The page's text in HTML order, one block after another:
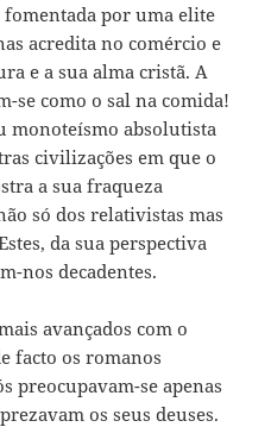
por uma elite
acredita no comércio e
e a sua alma cristã. A
se como o sal na comida!
monoteísmo absolutista
civilizações em que o
a sua fraqueza
só dos relativistas mas
da sua perspectiva
nos decadentes.
avançados com o
facto os romanos
preocupavam-se apenas
os seus deuses.